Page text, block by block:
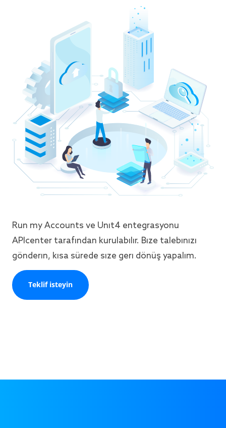
Run my Accounts ve Unit4 entegrasyonu
APIcenter tarafından kurulabilir. Bize talebinizi
gönderin, kısa sürede size geri dönüş yapalım.
Teklif isteyin